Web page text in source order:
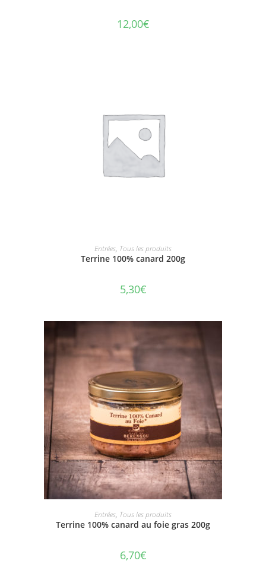
12,00€
AJOUTER AU PANIER
Entrées, Tous les produits
Terrine 100% canard 200g
5,30€
AJOUTER AU PANIER
Entrées, Tous les produits
Terrine 100% canard au foie gras 200g
6,70€